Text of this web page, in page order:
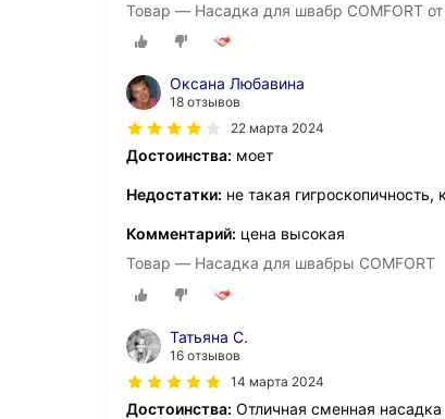
Товар — Насадка для швабр COMFORT
Оксана Любавина
18 отзывов
22 марта 2024
Достоинства: моет
Недостатки: не такая
Комментарий: цена высокая
Товар — Насадка для швабры COMFORT
Татьяна С.
16 отзывов
14 марта 2024
Достоинства: Отличная сменная насадка